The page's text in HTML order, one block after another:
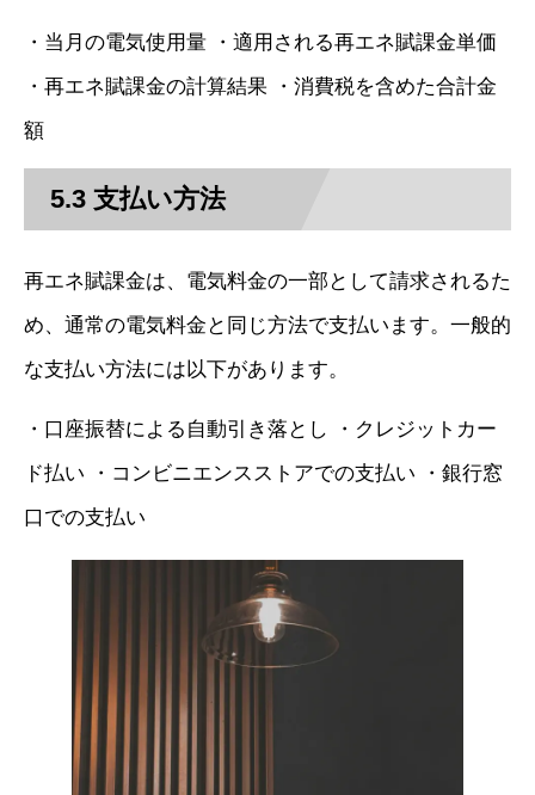
・当月の電気使用量 ・適用される再エネ賦課金単価
・再エネ賦課金の計算結果 ・消費税を含めた合計金
額
5.3 支払い方法
再エネ賦課金は、電気料金の一部として請求されるた
め、通常の電気料金と同じ方法で支払います。一般的
な支払い方法には以下があります。
・口座振替による自動引き落とし ・クレジットカー
ド払い ・コンビニエンスストアでの支払い ・銀行窓
口での支払い